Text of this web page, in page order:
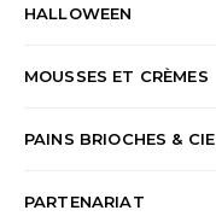
HALLOWEEN
MOUSSES ET CRÈMES
PAINS BRIOCHES & CIE
PARTENARIAT